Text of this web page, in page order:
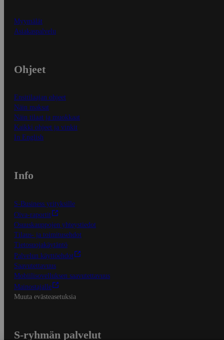
Myymälät
Asiakaspalvelu
Ohjeet
Ensitilaajan ohjeet
Näin maksat
Näin tilaat ja muokkaat
Kaikki ohjeet ja vinkit
In English
Info
S-Business yrityksille
Oiva-raportit
Osuuskauppojen yhteystiedot
Tilaus- ja toimitusehdot
Tietosuojakäytäntö
Palvelun käyttöehdot
Saavutettavuus
Mobiilisovelluksen saavutettavuus
Mainostajalle
Muuta evästeasetuksia
S-ryhmän palvelut